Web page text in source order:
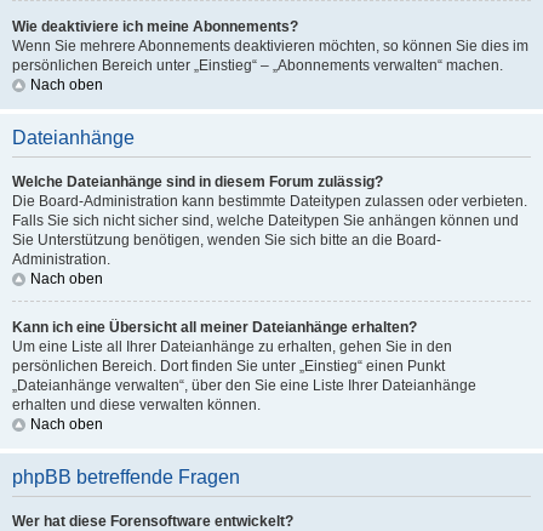
Wie deaktiviere ich meine Abonnements?
Wenn Sie mehrere Abonnements deaktivieren möchten, so können Sie dies im
persönlichen Bereich unter „Einstieg“ – „Abonnements verwalten“ machen.
Nach oben
Dateianhänge
Welche Dateianhänge sind in diesem Forum zulässig?
Die Board-Administration kann bestimmte Dateitypen zulassen oder verbieten.
Falls Sie sich nicht sicher sind, welche Dateitypen Sie anhängen können und
Sie Unterstützung benötigen, wenden Sie sich bitte an die Board-
Administration.
Nach oben
Kann ich eine Übersicht all meiner Dateianhänge erhalten?
Um eine Liste all Ihrer Dateianhänge zu erhalten, gehen Sie in den
persönlichen Bereich. Dort finden Sie unter „Einstieg“ einen Punkt
„Dateianhänge verwalten“, über den Sie eine Liste Ihrer Dateianhänge
erhalten und diese verwalten können.
Nach oben
phpBB betreffende Fragen
Wer hat diese Forensoftware entwickelt?